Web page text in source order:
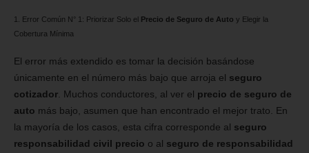
1. Error Común N° 1: Priorizar Solo el Precio de Seguro de Auto y Elegir la
Cobertura Mínima
El error más extendido es tomar la decisión basándose
únicamente en el número más bajo que arroja el seguro
cotizador . Muchos conductores, al ver el precio de seguro de
auto más bajo, asumen que han encontrado el mejor trato. En
la mayoría de los casos, esta cifra corresponde al seguro
responsabilidad civil precio o al seguro de responsabilidad